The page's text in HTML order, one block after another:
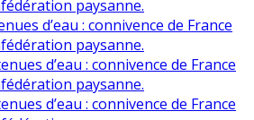
paysanne.
d’eau : connivence de France
paysanne.
d’eau : connivence de France
paysanne.
d’eau : connivence de France